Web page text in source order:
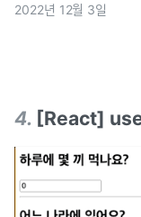
을 한다. 대부분에
2022년 12월 3일
4. [React]